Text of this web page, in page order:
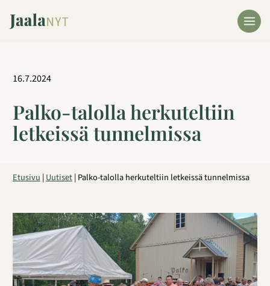
sisältöön
16.7.2024
Palko-talolla herkuteltiin
letkeissä tunnelmissa
Etusivu|Uutiset|Palko-talolla herkuteltiin letkeissä tunnelmissa